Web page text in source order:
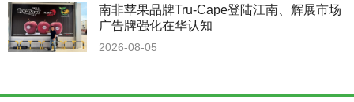
南非苹果品牌Tru-Cape登陆江南、辉展市场
广告牌强化在华认知
2026-08-05